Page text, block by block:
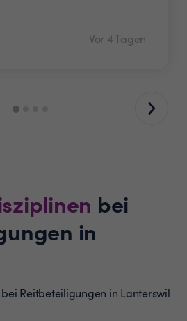
Vor 4 Tagen
bei
in
Reitbeteiligungen in Lanterswil